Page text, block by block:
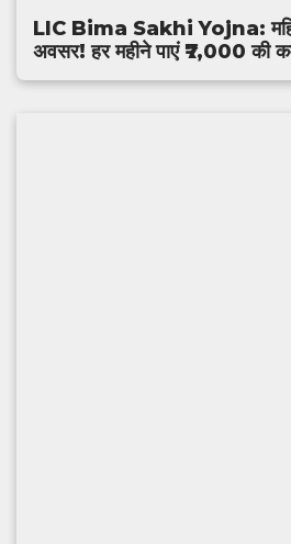
‎LIC Bima Sakhi Yojna:
अवसर! हर महीने पाएं ₹7,000 की